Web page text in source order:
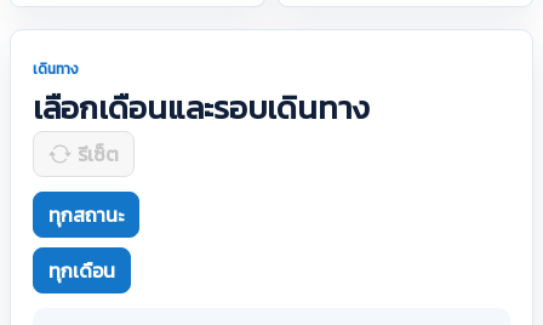
เดินทาง
เลือกเดือนและรอบเดินทาง
รีเซ็ต
ทุกสถานะ
ทุกเดือน